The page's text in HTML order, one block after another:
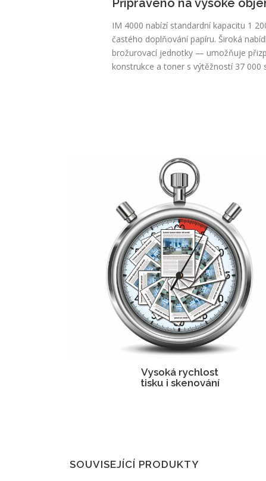
IM 4000 nabízí standardní kapacitu 1
častého doplňování papíru. Široká
brožurovací jednotky — umožňuje
konstrukce a toner s výtěžností 37
Vysoká rychlost
tisku i skenování
SOUVISEJÍCÍ PRODUKTY